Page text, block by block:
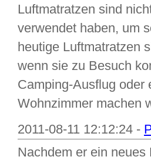
Luftmatratzen sind
verwendet haben, um
heutige Luftmatratzen
wenn sie zu Besuch
Camping-Ausflug oder
Wohnzimmer machen
2011-08-11 12:12:24 -
Nachdem er ein